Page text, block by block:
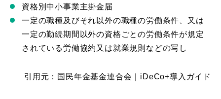
資格別中小事業主掛金届
一定の職種及びそれ以外の職種の労働条件、又は
一定の勤続期間以外の資格ごとの労働条件が規定
されている労働協約又は就業規則などの写し
引用元：国民年金基金連合会｜iDeCo+導入ガイド